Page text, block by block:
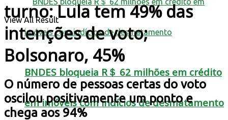
BNDES bloqueia R＄ 62 milhões em crédito
em imóveis com indícios de desmatamento
View All Result
turno: Lula tem 49% das
intenções de voto;
Bolsonaro, 45%
O número de pessoas certas do voto
oscilou positivamente um ponto e
chega aos 94%